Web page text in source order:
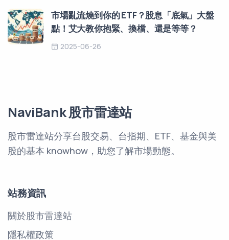
市場亂流燒到你的 ETF？股息「底氣」大盤
點！艾大教你抱緊、換檔、還是等等？
2025-06-26
NaviBank 股市雷達站
股市雷達站分享台股交易、台指期、ETF、基金與美
股的基本 knowhow，助您了解市場動態。
站務資訊
關於股市雷達站
隱私權政策